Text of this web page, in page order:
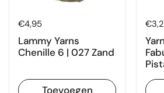
Prijs:
€4,95
Lammy Yarns
Chenille 6 | 027 Zand
Toevoegen
Prijs: